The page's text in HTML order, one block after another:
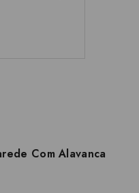
Com Alavanca